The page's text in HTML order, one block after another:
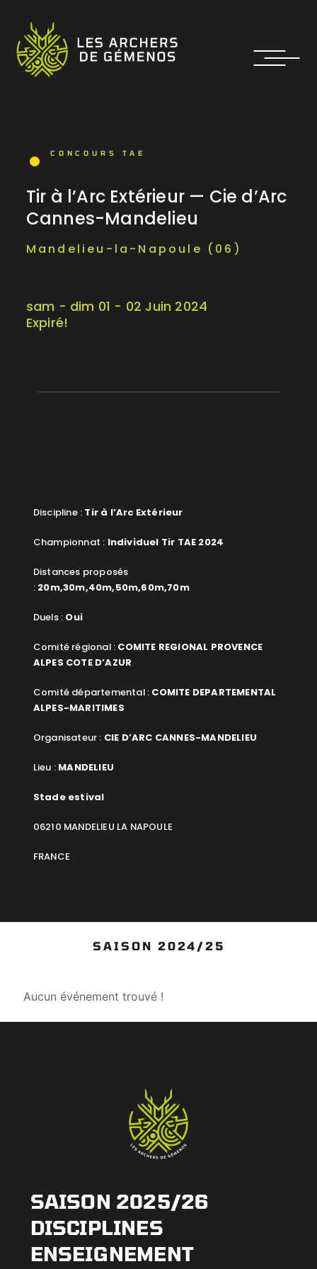
CONCOURS TAE
sam - dim 01 - 02 Juin 2024
Expiré!
Tir à l’Arc Extérieur — Cie d’Arc
Cannes-Mandelieu
Mandelieu-la-Napoule (06)
Discipline : Tir à l’Arc Extérieur
Championnat : Individuel Tir TAE 2024
Distances proposés
: 20m,30m,40m,50m,60m,70m
Duels : Oui
Comité régional : COMITE REGIONAL PROVENCE
ALPES COTE D’AZUR
Comité départemental : COMITE DEPARTEMENTAL
ALPES-MARITIMES
Organisateur : CIE D’ARC CANNES-MANDELIEU
Lieu : MANDELIEU
Stade estival
06210 MANDELIEU LA NAPOULE
FRANCE
SAISON 2024/25
Aucun événement trouvé !
SAISON 2025/26
DISCIPLINES
ENSEIGNEMENT